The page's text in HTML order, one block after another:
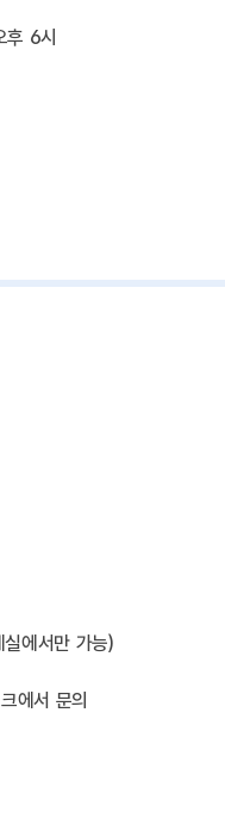
6시
에서만 가능)
에서 문의